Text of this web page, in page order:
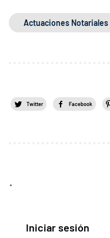
Actuaciones Notariales
Twitter Facebook
.
Iniciar sesión